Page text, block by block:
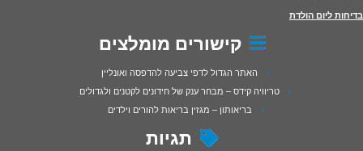
בדיחות ליום הולדת
קישורים מומלצים
האתר הגדול לדפי צביעה להדפסה ואונליין
טריוויה קידס – מבחר ענק של חידונים לקטנים ולגדולים
בריאותון – מגזין בריאות להורים וילדים
תגיות